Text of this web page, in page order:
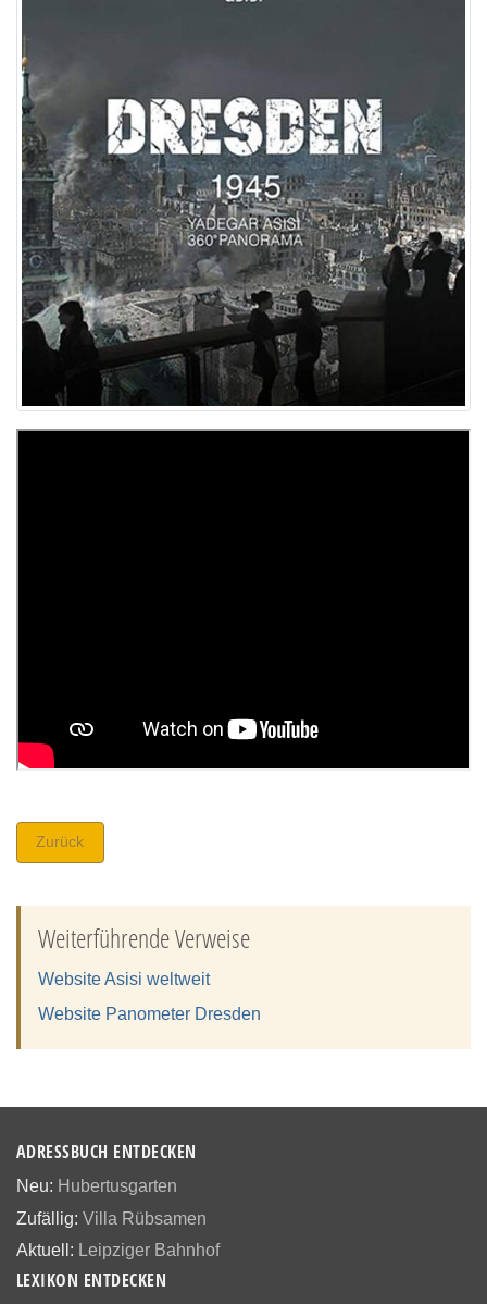
Zurück
Weiterführende Verweise
Website Asisi weltweit
Website Panometer Dresden
ADRESSBUCH ENTDECKEN
Neu: Hubertusgarten
Zufällig: Villa Rübsamen
Aktuell: Leipziger Bahnhof
LEXIKON ENTDECKEN